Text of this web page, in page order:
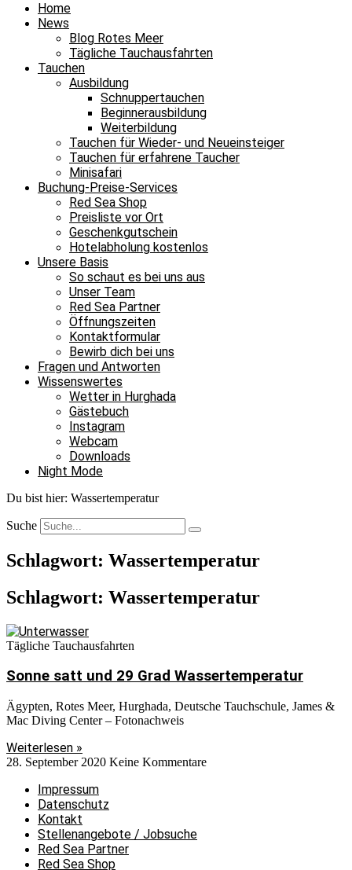
Home
News
Blog Rotes Meer
Tägliche Tauchausfahrten
Tauchen
Ausbildung
Schnuppertauchen
Beginnerausbildung
Weiterbildung
Tauchen für Wieder- und Neueinsteiger
Tauchen für erfahrene Taucher
Minisafari
Buchung-Preise-Services
Red Sea Shop
Preisliste vor Ort
Geschenkgutschein
Hotelabholung kostenlos
Unsere Basis
So schaut es bei uns aus
Unser Team
Red Sea Partner
Öffnungszeiten
Kontaktformular
Bewirb dich bei uns
Fragen und Antworten
Wissenswertes
Wetter in Hurghada
Gästebuch
Instagram
Webcam
Downloads
Night Mode
Du bist hier: Wassertemperatur
Suche
Schlagwort: Wassertemperatur
Schlagwort: Wassertemperatur
Tägliche Tauchausfahrten
Sonne satt und 29 Grad Wassertemperatur
Ägypten, Rotes Meer, Hurghada, Deutsche Tauchschule, James &
Mac Diving Center – Fotonachweis
Weiterlesen »
28. September 2020 Keine Kommentare
Impressum
Datenschutz
Kontakt
Stellenangebote / Jobsuche
Red Sea Partner
Red Sea Shop